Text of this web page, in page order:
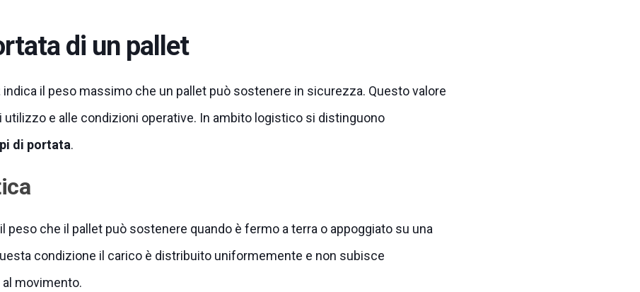
di un pallet
indica il peso massimo che un pallet può sostenere in sicurezza. Questo valore
utilizzo e alle condizioni operative. In ambito logistico si distinguono
di portata.
peso che il pallet può sostenere quando è fermo a terra o appoggiato su una
condizione il carico è distribuito uniformemente e non subisce
movimento.